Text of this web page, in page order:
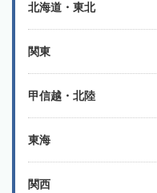
北海道・東北
関東
甲信越・北陸
東海
関西